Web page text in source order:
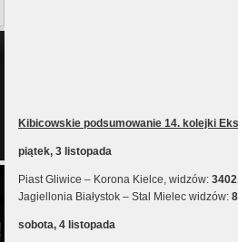
Kibicowskie podsumowanie 14. kolejki
piątek, 3 listopada
Piast Gliwice – Korona Kielce, widzów:
Jagiellonia Białystok – Stal Mielec widzów:
sobota, 4 listopada